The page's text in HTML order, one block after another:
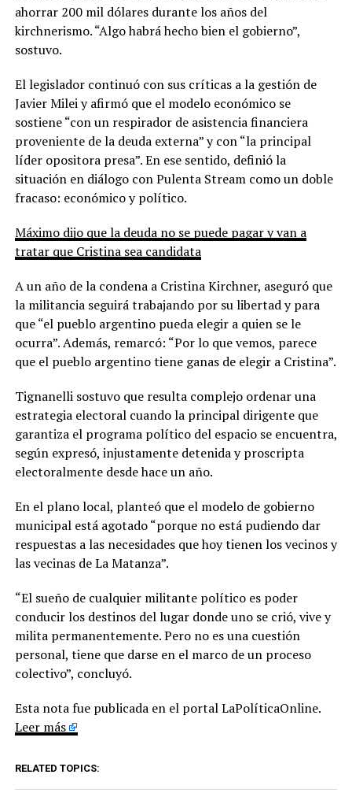
ahorrar 200 mil dólares durante los años del
kirchnerismo. “Algo habrá hecho bien el gobierno”,
sostuvo.
El legislador continuó con sus críticas a la gestión de
Javier Milei y afirmó que el modelo económico se
sostiene “con un respirador de asistencia financiera
proveniente de la deuda externa” y con “la principal
líder opositora presa”. En ese sentido, definió la
situación en diálogo con Pulenta Stream como un doble
fracaso: económico y político.
Máximo dijo que la deuda no se puede pagar y van a
tratar que Cristina sea candidata
A un año de la condena a Cristina Kirchner, aseguró que
la militancia seguirá trabajando por su libertad y para
que “el pueblo argentino pueda elegir a quien se le
ocurra”. Además, remarcó: “Por lo que vemos, parece
que el pueblo argentino tiene ganas de elegir a Cristina”.
Tignanelli sostuvo que resulta complejo ordenar una
estrategia electoral cuando la principal dirigente que
garantiza el programa político del espacio se encuentra,
según expresó, injustamente detenida y proscripta
electoralmente desde hace un año.
En el plano local, planteó que el modelo de gobierno
municipal está agotado “porque no está pudiendo dar
respuestas a las necesidades que hoy tienen los vecinos y
las vecinas de La Matanza”.
“El sueño de cualquier militante político es poder
conducir los destinos del lugar donde uno se crió, vive y
milita permanentemente. Pero no es una cuestión
personal, tiene que darse en el marco de un proceso
colectivo”, concluyó.
Esta nota fue publicada en el portal LaPolíticaOnline.
Leer más
RELATED TOPICS: